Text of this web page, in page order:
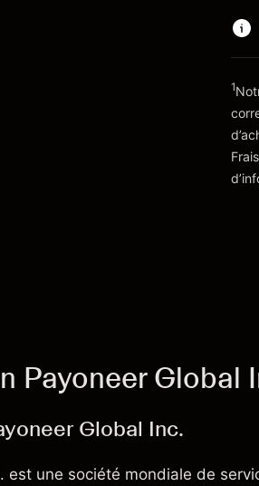
1
Payoneer Global
Global Inc.
est une société mondiale de